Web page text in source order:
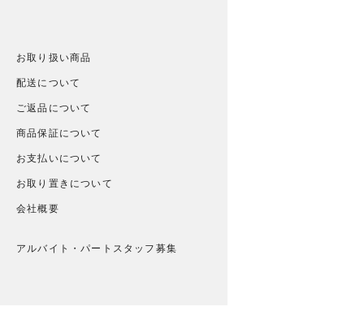
お取り扱い商品
配送について
ご返品について
商品保証について
お支払いについて
お取り置きについて
会社概要
アルバイト・パートスタッフ募集